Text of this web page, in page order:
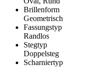
Brillenform
Geometrisch
Fassungstyp
Randlos
Stegtyp
Doppelsteg
Scharniertyp